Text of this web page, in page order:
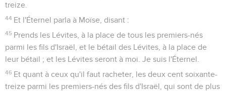
treize.
44 Et l'Éternel parla à Moïse, disant :
45 Prends les Lévites, à la place de tous les premiers-nés
parmi les fils d'Israël, et le bétail des Lévites, à la place de
leur bétail ; et les Lévites seront à moi. Je suis l'Éternel.
46 Et quant à ceux qu'il faut racheter, les deux cent soixante-
treize parmi les premiers-nés des fils d'Israël, qui sont de plus